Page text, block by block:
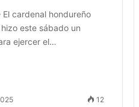
cardenal hondureño
este sábado un
ejercer el…
12